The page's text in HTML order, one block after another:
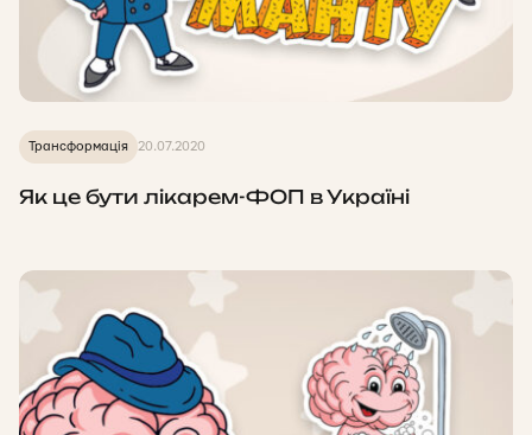
Трансформація 20.07.2020
Як це бути лікарем-ФОП в Україні